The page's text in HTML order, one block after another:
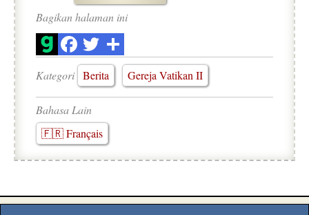
Bagikan halaman ini
Kategori Berita Gereja Vatikan II
Bahasa Lain
🇫🇷 Français